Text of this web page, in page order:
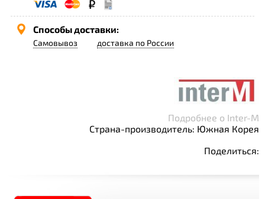
Способы доставки:
Самовывоз доставка по России
Подробнее о Inter-M
Страна-производитель: Южная Корея
Поделиться: